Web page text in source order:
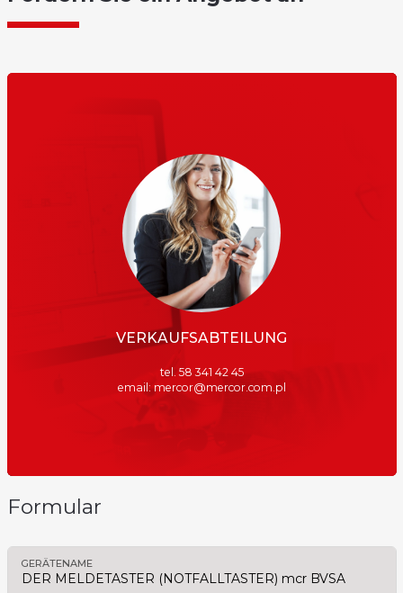
VERKAUFSABTEILUNG
tel. 58 341 42 45
email: mercor@mercor.com.pl
Formular
GERÄTENAME